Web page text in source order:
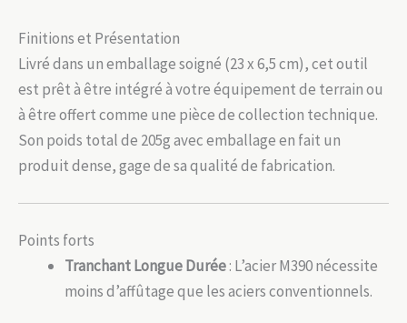
Finitions et Présentation
Livré dans un emballage soigné (23 x 6,5 cm), cet outil
est prêt à être intégré à votre équipement de terrain ou
à être offert comme une pièce de collection technique.
Son poids total de 205g avec emballage en fait un
produit dense, gage de sa qualité de fabrication.
Points forts
Tranchant Longue Durée: L’acier M390 nécessite
moins d’affûtage que les aciers conventionnels.